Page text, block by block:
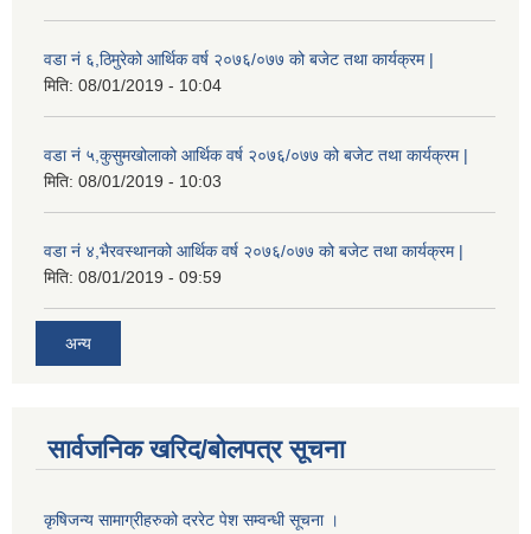
वडा नं ६,ठिमुरेको आर्थिक वर्ष २०७६/०७७ को बजेट तथा कार्यक्रम |
मिति: 08/01/2019 - 10:04
वडा नं ५,कुसुमखोलाको आर्थिक वर्ष २०७६/०७७ को बजेट तथा कार्यक्रम |
मिति: 08/01/2019 - 10:03
वडा नं ४,भैरवस्थानको आर्थिक वर्ष २०७६/०७७ को बजेट तथा कार्यक्रम |
मिति: 08/01/2019 - 09:59
अन्य
सार्वजनिक खरिद/बोलपत्र सूचना
कृषिजन्य सामाग्रीहरुको दररेट पेश सम्वन्धी सूचना ।